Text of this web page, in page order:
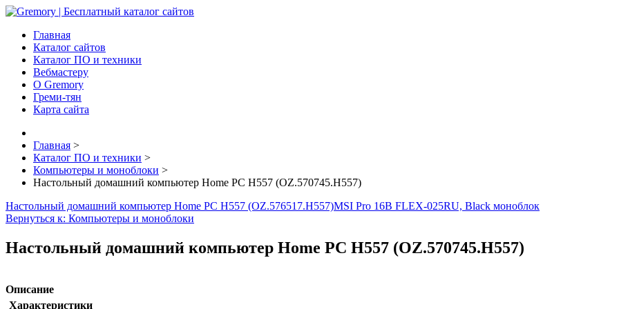
Главная
Каталог сайтов
Каталог ПО и техники
Вебмастеру
О Gremory
Греми-тян
Карта сайта
Главная >
Каталог ПО и техники >
Компьютеры и моноблоки >
Настольный домашний компьютер Home PC H557 (OZ.570745.H557)
Настольный домашний компьютер Home PC H557 (OZ.576517.H557)MSI Pro 16B FLEX-025RU, Black моноблок
Вернуться к: Компьютеры и моноблоки
Настольный домашний компьютер Home PC H557 (OZ.570745.H557)
Описание
Характеристики